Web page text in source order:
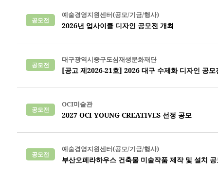
공모전
예술경영지원센터(공모/기금/행사)
2026년 업사이클 디자인 공모전 개최
공모전
대구광역시중구도심재생문화재단
[공고 제2026-21호] 2026 대구 수제화 디자인 공모
공모전
OCI미술관
2027 OCI YOUNG CREATIVES 선정 공모
공모전
예술경영지원센터(공모/기금/행사)
부산오페라하우스 건축물 미술작품 제작 및 설치